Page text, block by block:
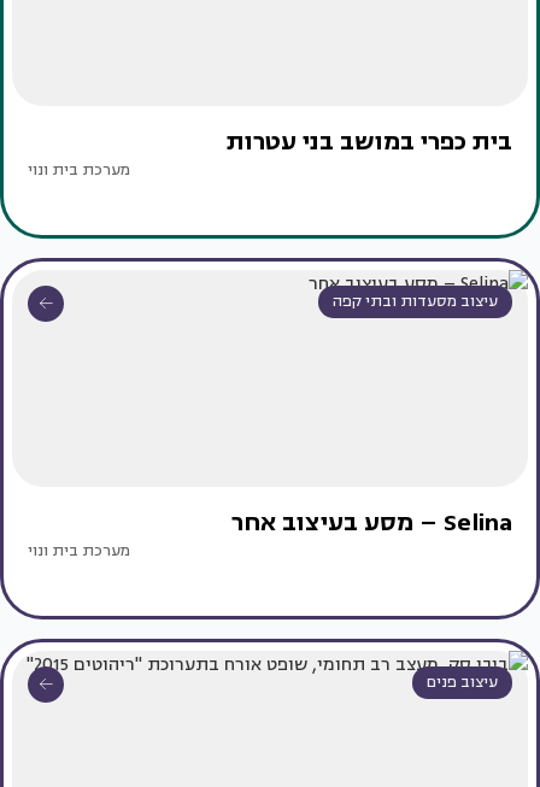
בית כפרי במושב בני עטרות
מערכת בית ונוי
עיצוב מסעדות ובתי קפה
Selina – מסע בעיצוב אחר
מערכת בית ונוי
עיצוב פנים